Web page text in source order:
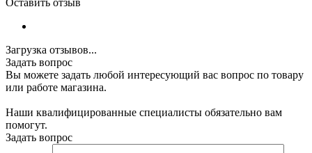
Загрузка отзывов...
Задать вопрос
Вы можете задать любой интересующий вас вопрос по товару
или работе магазина.
Наши квалифицированные специалисты обязательно вам
помогут.
Задать вопрос